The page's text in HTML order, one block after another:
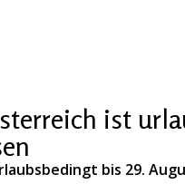
ist
bis 29.